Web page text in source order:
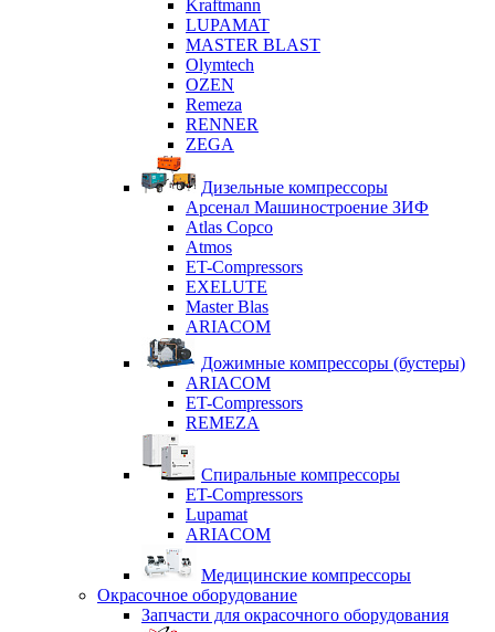
Kraftmann
LUPAMAT
MASTER BLAST
Olymtech
OZEN
Remeza
RENNER
ZEGA
Дизельные компрессоры
Арсенал Машиностроение ЗИФ
Atlas Copco
Atmos
ET-Compressors
EXELUTE
Master Blas
ARIACOM
Дожимные компрессоры (бустеры)
ARIACOM
ET-Compressors
REMEZA
Спиральные компрессоры
ET-Compressors
Lupamat
ARIACOM
Медицинские компрессоры
Окрасочное оборудование
Запчасти для окрасочного оборудования